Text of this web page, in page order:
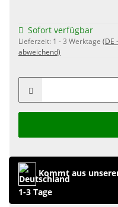
Sofort verfügbar
Lieferzeit: 1 - 3 Werktage (DE
abweichend)
Kommt aus
1-3 Tage